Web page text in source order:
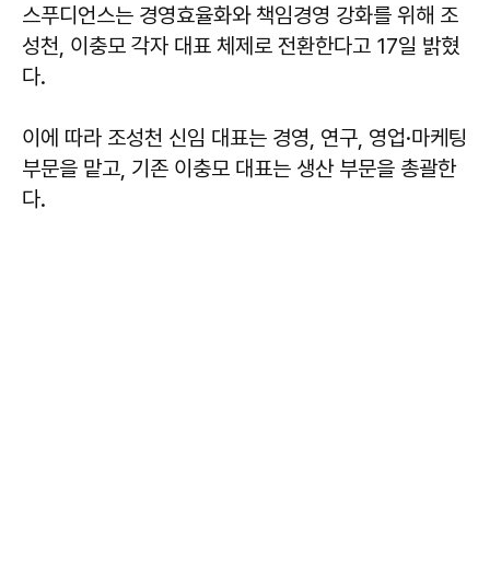
스푸디언스는 경영효율화와 책임경영 강화를 위해 조
성천, 이충모 각자 대표 체제로 전환한다고 17일 밝혔
다.
이에 따라 조성천 신임 대표는 경영, 연구, 영업·마케팅
부문을 맡고, 기존 이충모 대표는 생산 부문을 총괄한
다.